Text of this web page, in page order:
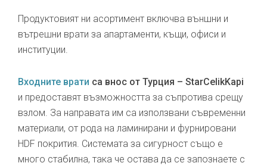
Продуктовият ни асортимент включва външни и
вътрешни врати за апартаменти, къщи, офиси и
институции.
Входните врати са внос от Турция – StarCelikKapi
и предоставят възможността за съпротива срещу
взлом. За направата им са използвани съвременни
материали, от рода на ламинирани и фурнировани
HDF покрития. Системата за сигурност също е
много стабилна, така че остава да се запознаете с